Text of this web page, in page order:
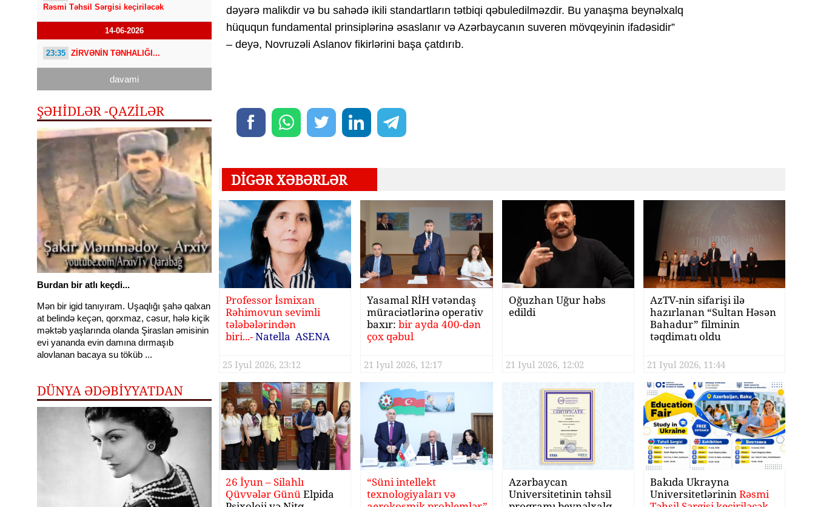
Rəsmi Təhsil Sərgisi keçiriləcək
14-06-2026
23:35 ZİRVƏNİN TƏNHALIĞI...
davami
ŞƏHİDLƏR -QAZILƏR
Burdan bir atlı keçdi...
Mən bir igid tanıyıram. Uşaqlığı şahə qalxan
at belində keçən, qorxmaz, cəsur, hələ kiçik
məktəb yaşlarında olanda Şiraslan əmisinin
evi yananda evin damına dırmaşıb
alovlanan bacaya su töküb ...
DÜNYA ƏDƏBİYYATDAN
dəyərə malikdir və bu sahədə ikili standartların tətbiqi qəbuledilməzdir. Bu yanaşma beynəlxalq
hüququn fundamental prinsiplərinə əsaslanır və Azərbaycanın suveren mövqeyinin ifadəsidir”
– deyə, Novruzəli Aslanov fikirlərini başa çatdırıb.
DIGƏR XƏBƏRLƏR
Professor İsmixan
Rəhimovun sevimli
tələbələrindən
biri...-Natella ASENA
25 Iyul 2026, 23:12
Yasamal RİH vətəndaş
müraciətlərinə operativ
baxır:bir ayda 400-dən
çox qəbul
21 Iyul 2026, 12:17
Oğuzhan Uğur həbs
edildi
21 Iyul 2026, 12:02
AzTV-nin sifarişi ilə
hazırlanan “Sultan Həsən
Bahadur” filminin
təqdimatı oldu
21 Iyul 2026, 11:44
26 İyun – Silahlı
Qüvvələr GünüElpida
“Süni intellekt
texnologiyaları və
Azərbaycan
Universitetinin təhsil
Bakıda Ukrayna
UniversitetlərininRəsmi